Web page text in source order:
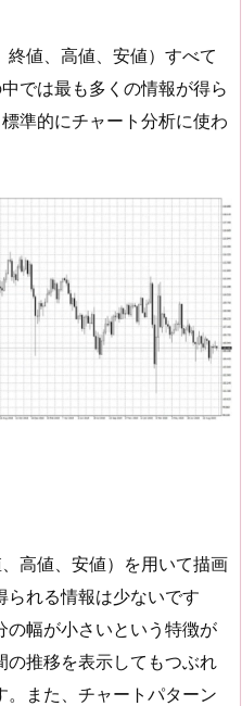
終値、高値、安値）すべて
では最も多くの情報が得ら
準的にチャート分析に使わ
高値、安値）を用いて描画
られる情報は少ないです
の幅が小さいという特徴が
の推移を表示してもつぶれ
また、チャートパターン